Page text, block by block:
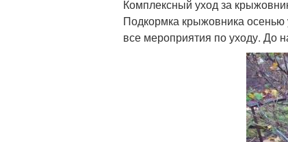
Комплексный уход за
Подкормка крыжовника осенью
все мероприятия по уходу. До